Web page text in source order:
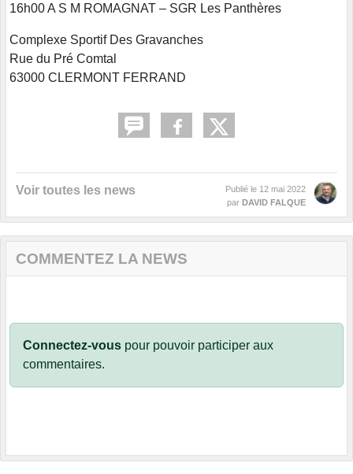
16h00 A S M ROMAGNAT – SGR Les Panthères
Complexe Sportif Des Gravanches
Rue du Pré Comtal
63000 CLERMONT FERRAND
Voir toutes les news Publié le 12 mai 2022
par DAVID FALQUE
COMMENTEZ LA NEWS
Connectez-vous pour pouvoir participer aux
commentaires.